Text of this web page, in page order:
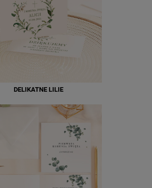
DELIKATNE LILIE